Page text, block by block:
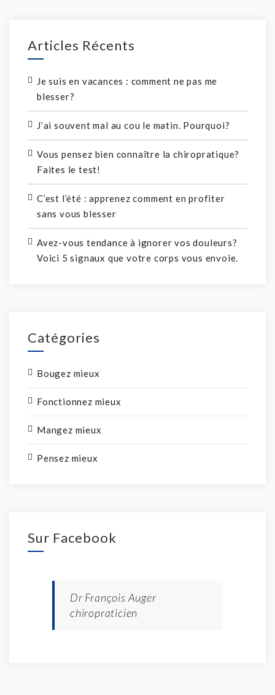
Articles Récents
Je suis en vacances : comment ne pas me
blesser?
J’ai souvent mal au cou le matin. Pourquoi?
Vous pensez bien connaître la chiropratique?
Faites le test!
C’est l’été : apprenez comment en profiter
sans vous blesser
Avez-vous tendance à ignorer vos douleurs?
Voici 5 signaux que votre corps vous envoie.
Catégories
Bougez mieux
Fonctionnez mieux
Mangez mieux
Pensez mieux
Sur Facebook
Dr François Auger
chiropraticien